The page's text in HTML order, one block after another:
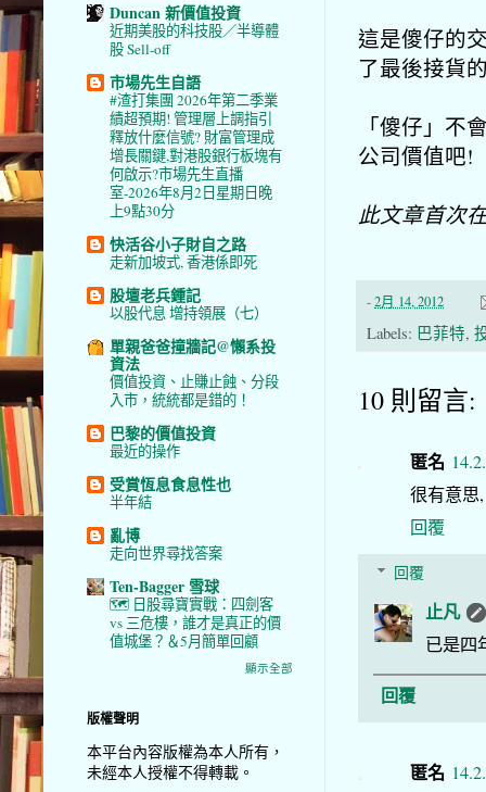
這是傻仔的
了最後接貨
「傻仔」不
公司價值吧!
此文章首次
-2月 14, 2012
Labels: 巴菲特,
10 則留言:
匿名
很有意思
回覆
回覆
止凡
已是四
回覆
匿名
Duncan 新價值投資
近期美股的科技股／半導體
股 Sell-off
市場先生自語
#渣打集團 2026年第二季業
績超預期! 管理層上調指引
釋放什麼信號? 財富管理成
增長關鍵,對港股銀行板塊有
何啟示?市場先生直播
室-2026年8月2日星期日晚
上9點30分
快活谷小子財自之路
走新加坡式, 香港係即死
股壇老兵鍾記
以股代息 增持領展（七）
單親爸爸撞牆記@懶系投
資法
價值投資、止賺止蝕、分段
入市，統統都是錯的！
巴黎的價值投資
最近的操作
受賞恆息食息性也
半年結
亂博
走向世界尋找答案
Ten-Bagger 雪球
🗺️ 日股尋寶實戰：四劍客
vs 三危樓，誰才是真正的價
值城堡？＆5月簡單回顧
顯示全部
版權聲明
本平台內容版權為本人所有，
未經本人授權不得轉載。